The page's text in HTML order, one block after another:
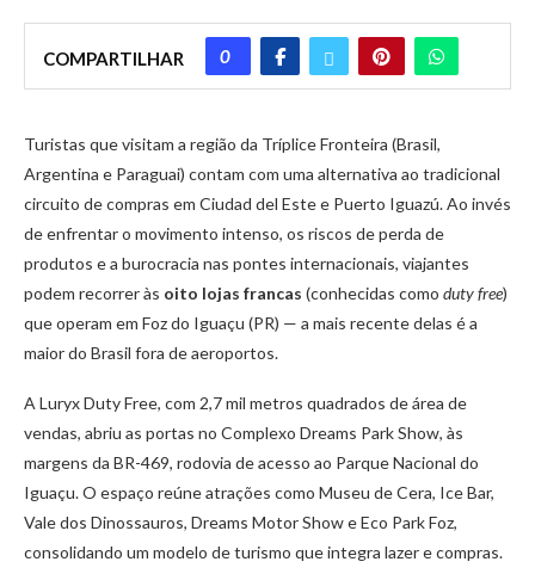
COMPARTILHAR 0
Turistas que visitam a região da Tríplice Fronteira (Brasil,
Argentina e Paraguai) contam com uma alternativa ao tradicional
circuito de compras em Ciudad del Este e Puerto Iguazú. Ao invés
de enfrentar o movimento intenso, os riscos de perda de
produtos e a burocracia nas pontes internacionais, viajantes
podem recorrer às oito lojas francas (conhecidas como duty free)
que operam em Foz do Iguaçu (PR) — a mais recente delas é a
maior do Brasil fora de aeroportos.
A Luryx Duty Free, com 2,7 mil metros quadrados de área de
vendas, abriu as portas no Complexo Dreams Park Show, às
margens da BR-469, rodovia de acesso ao Parque Nacional do
Iguaçu. O espaço reúne atrações como Museu de Cera, Ice Bar,
Vale dos Dinossauros, Dreams Motor Show e Eco Park Foz,
consolidando um modelo de turismo que integra lazer e compras.